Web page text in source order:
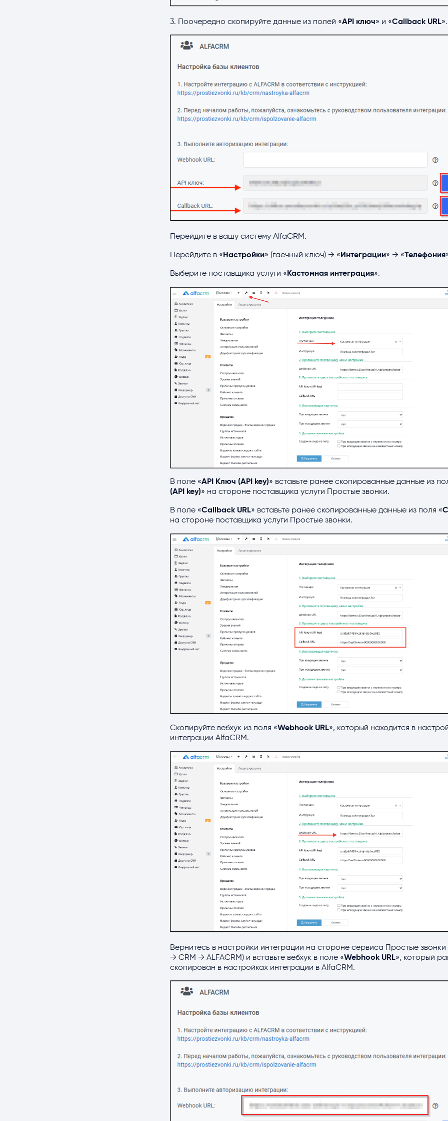
3. Поочередно скопируйте данные из полей «API ключ» и «Callback URL».
Перейдите в вашу систему AlfaCRM.
Перейдите в « Настройки» (гаечный ключ) → « Интеграции» → «Телефония
Выберите поставщика услуги « Кастомная интеграция».
В поле «API Ключ (API key)» вставьте ранее скопированные данные из
(API key)» на стороне поставщика услуги Простые звонки.
В поле «Callback URL» вставьте ранее скопированные данные из поля «
на стороне поставщика услуги Простые звонки.
Скопируйте вебхук из поля «Webhook URL», который находится в
интеграции AlfaCRM.
Вернитесь в настройки интеграции на стороне сервиса Простые звонки
→ CRM → ALFACRM) и вставьте вебхук в поле «Webhook URL», который
скопирован в настройках интеграции в AlfaCRM.